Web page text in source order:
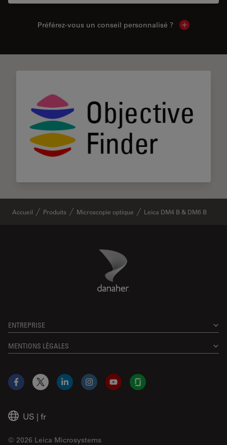
Préférez-vous un conseil personnalisé ? Show local
Accueil Produits Microscopie optique Leica DM4 B & DM6 B
Danaher Logo
ENTREPRISE
MENTIONS LÉGALES
US | fr
© 2026 Leica Microsystems
Facebook
X LinkedInInstagramYouTubeGlassdoor